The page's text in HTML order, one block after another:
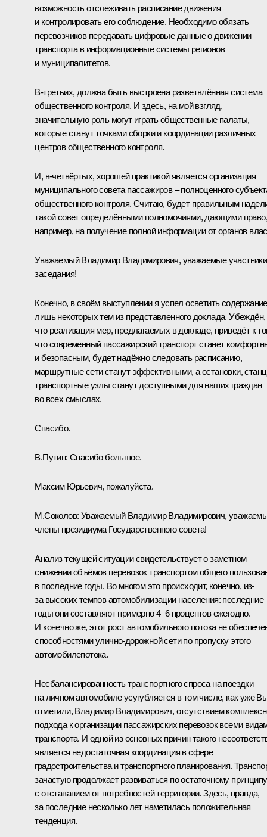
возможность отслеживать расписание движения
и контролировать его соблюдение. Необходимо обязать
перевозчиков передавать цифровые данные о движении
транспорта в информационные системы регионов
и муниципалитетов.
В-третьих, должна быть выстроена разветвлённая система
общественного контроля. И здесь, на мой взгляд,
значительную роль могут играть общественные палаты,
которые станут точками сборки и координации различных
центров общественного контроля.
И, в-четвёртых, хорошей практикой является организация
муниципального совета пассажиров – полноценного
общественного контроля. Считаю, будет правильным
такой совет определёнными полномочиями, дающими право,
например, на получение полной информации от органов
Уважаемый Владимир Владимирович, уважаемые участники
заседания!
Конечно, в своём выступлении я успел осветить содержание
лишь некоторых тем из представленного доклада. Убеждён,
что реализация мер, предлагаемых в докладе, приведёт к
что современный пассажирский транспорт станет
и безопасным, будет надёжно следовать расписанию,
маршрутные сети станут эффективными, а остановки,
транспортные узлы станут доступными для наших граждан
во всех смыслах.
Спасибо.
В.Путин: Спасибо большое.
Максим Юрьевич, пожалуйста.
М.Соколов: Уважаемый Владимир Владимирович,
члены президиума Государственного совета!
Анализ текущей ситуации свидетельствует о заметном
снижении объёмов перевозок транспортом общего
в последние годы. Во многом это происходит, конечно, из-
за высоких темпов автомобилизации населения: последние
годы они составляют примерно 4–6 процентов ежегодно.
И конечно же, этот рост автомобильного потока не
способностями улично-дорожной сети по пропуску этого
автомобилепотока.
Несбалансированность транспортного спроса на поездки
на личном автомобиле усугубляется в том числе, как уже
отметили, Владимир Владимирович, отсутствием
подхода к организации пассажирских перевозок всеми
транспорта. И одной из основных причин такого
является недостаточная координация в сфере
градостроительства и транспортного планирования.
зачастую продолжает развиваться по остаточному принципу
с отставанием от потребностей территории. Здесь, правда,
за последние несколько лет наметилась положительная
тенденция.